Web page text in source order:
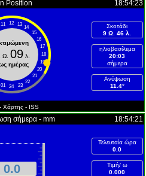
Position 18:54:23
12
11 13 14
15
16
17
18
19
20
21
22
01 23
24
Ω. 09λ.
ημέρας
Σκοτάδι
9 Ω. 46 λ.
ηλιοβασίλεμα
20:03
σήμερα
Ανύψωση
11.4°
- Χάρτης - ISS
σήμερα - mm 18:54:21
0.0
Τελευταία ώρα
0.0
Τιμή/ ω
0.000